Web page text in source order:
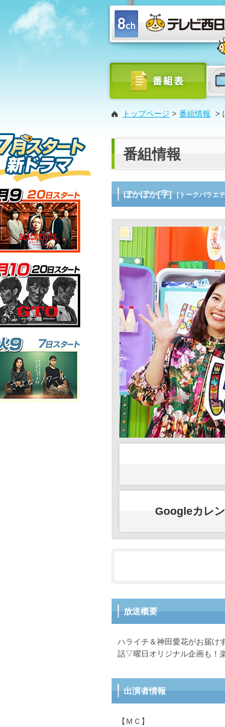
トップページ > 番組情報 >
番組情報
ぽかぽか[字] [トークバラエ
Googleカレ
放送概要
ハライチ＆神田愛花がお届け
話▽曜日オリジナル企画も！
出演者情報
【ＭＣ】